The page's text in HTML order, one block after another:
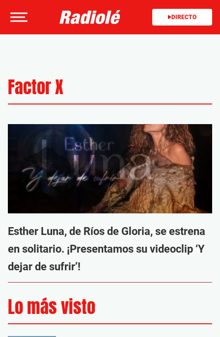
DIRECTO
Factor X
Esther Luna, de Ríos de Gloria, se estrena
en solitario. ¡Presentamos su videoclip ‘Y
dejar de sufrir’!
Lo más visto